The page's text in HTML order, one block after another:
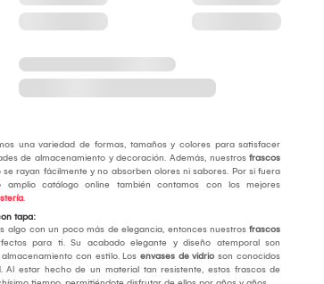
una variedad de formas, tamaños y colores para satisfacer
de almacenamiento y decoración. Además, nuestrosfrascos
se rayan fácilmente y no absorben olores ni sabores. Por si fuera
amplio catálogo online también contamos con los mejores
.
tapa:
algo con un poco más de elegancia, entonces nuestros frascos
para ti. Su acabado elegante y diseño atemporal son
con estilo. Los envases de vidrio son conocidos
Al estar hecho de un material tan resistente, estos frascos de